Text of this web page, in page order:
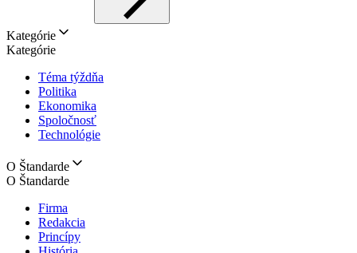
Kategórie
Kategórie
Téma týždňa
Politika
Ekonomika
Spoločnosť
Technológie
O Štandarde
O Štandarde
Firma
Redakcia
Princípy